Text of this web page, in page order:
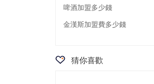
啤酒加盟多少錢
金漢斯加盟費多少錢
猜你喜歡